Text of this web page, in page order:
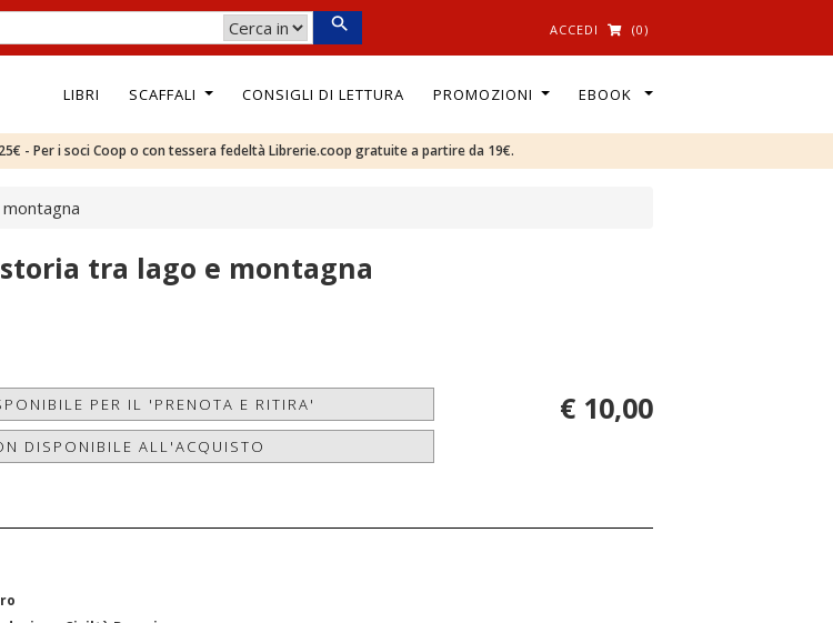
ACCEDI (0)
LIBRI SCAFFALI CONSIGLI DI LETTURA PROMOZIONI EBOOK
- Per i soci Coop o con tessera fedeltà Librerie.coop gratuite a partire da 19€.
tra lago e montagna
PER IL 'PRENOTA E RITIRA'
DISPONIBILE ALL'ACQUISTO
€ 10,00